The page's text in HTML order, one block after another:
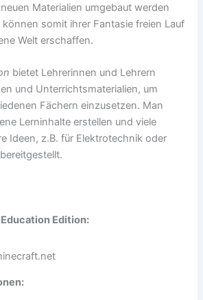
Materialien umgebaut werden
können somit ihrer Fantasie freien Lauf
Welt erschaffen.
bietet Lehrerinnen und Lehrern
und Unterrichtsmaterialien, um
Fächern einzusetzen. Man
Lerninhalte erstellen und viele
Ideen, z.B. für Elektrotechnik oder
Edition: